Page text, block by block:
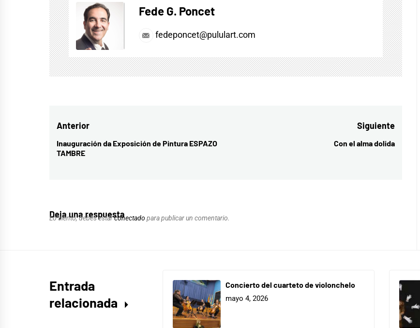
Fede G. Poncet
fedeponcet@pululart.com
Navegación
de
Anterior
Entrada
anterior:
Inauguración da Exposición de Pintura ESPAZO
TAMBRE
Siguiente
Entrada
Con el alma dolida
Deja una respuesta
Lo siento, debes estarconectado para publicar un comentario.
Entrada
relacionada
Concierto del cuarteto de violonchelo
mayo 4, 2026